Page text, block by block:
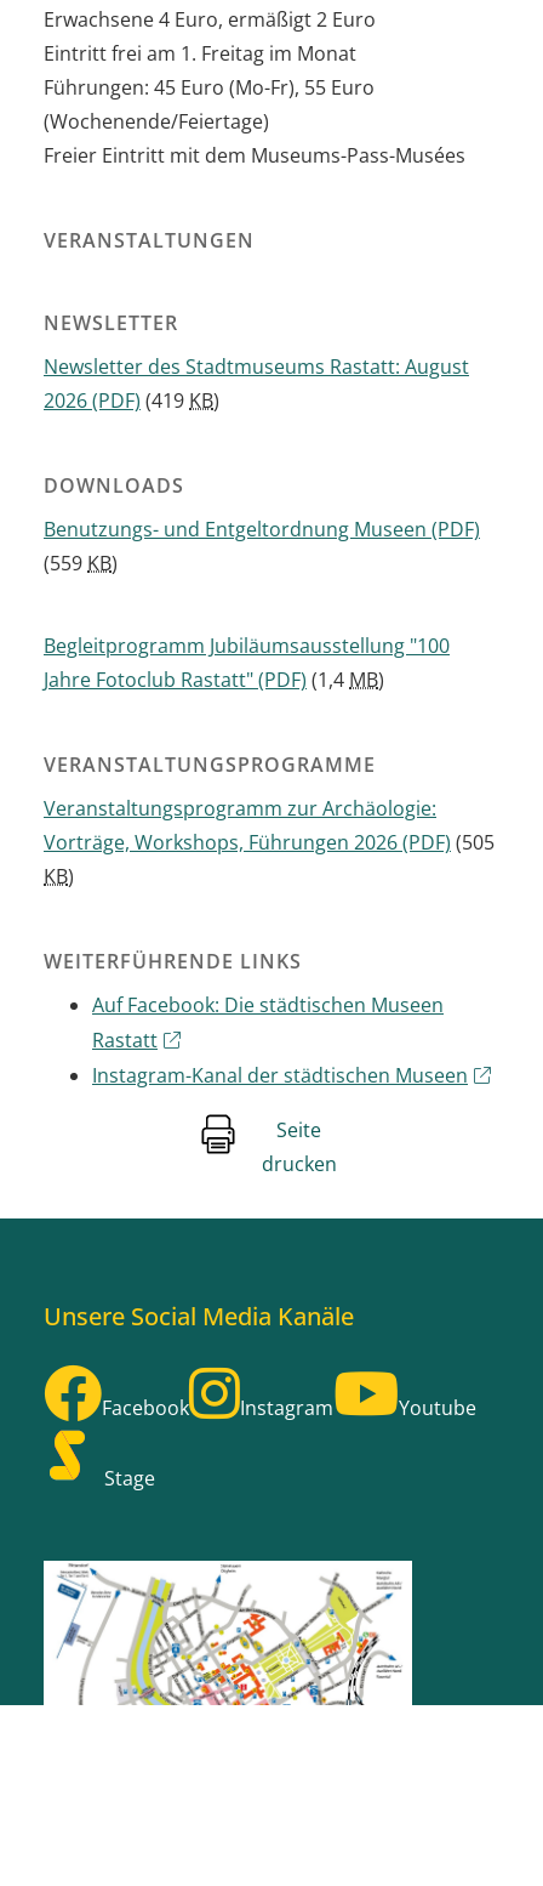
Erwachsene 4 Euro, ermäßigt 2 Euro
Eintritt frei am 1. Freitag im Monat
Führungen: 45 Euro (Mo-Fr), 55 Euro
(Wochenende/Feiertage)
Freier Eintritt mit dem Museums-Pass-Musées
VERANSTALTUNGEN
NEWSLETTER
Newsletter des Stadtmuseums Rastatt: August
2026(PDF) (419 KB)
DOWNLOADS
Benutzungs- und Entgeltordnung Museen (PDF)
(559 KB)
Begleitprogramm Jubiläumsausstellung "100
Jahre Fotoclub Rastatt"(PDF) (1,4 MB)
VERANSTALTUNGSPROGRAMME
Veranstaltungsprogramm zur Archäologie:
Vorträge, Workshops, Führungen 2026(PDF) (505
KB)
WEITERFÜHRENDE LINKS
Auf Facebook: Die städtischen Museen
Rastatt
Instagram-Kanal der städtischen Museen
Seite
drucken
Unsere Social Media Kanäle
Facebook Instagram Youtube
Stage